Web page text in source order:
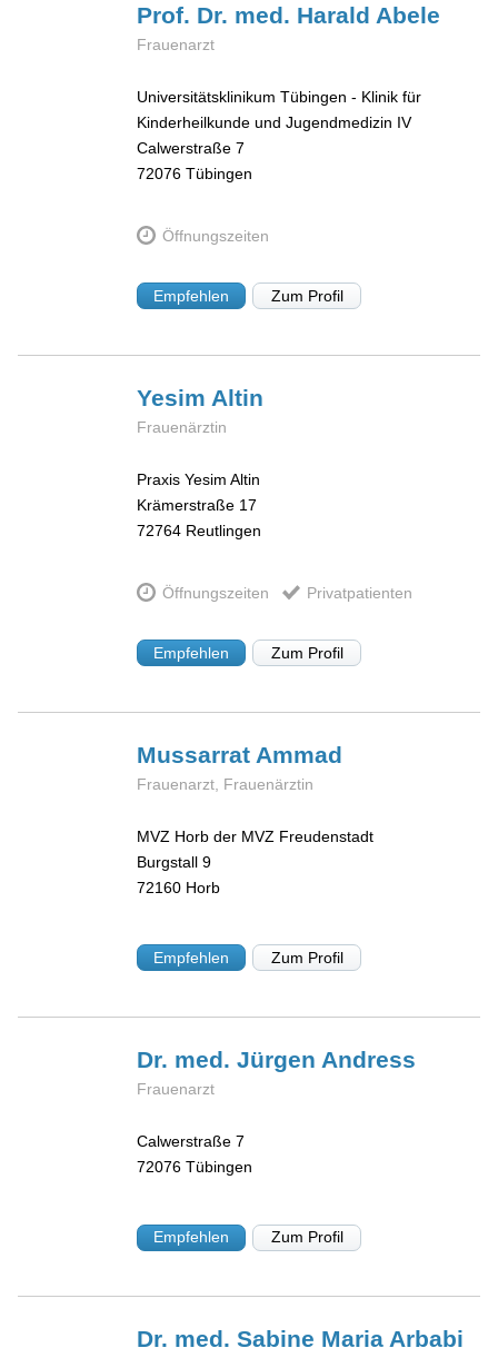
Prof. Dr. med. Harald Abele
Frauenarzt
Universitätsklinikum Tübingen - Klinik für
Kinderheilkunde und Jugendmedizin IV
Calwerstraße 7
72076 Tübingen
Öffnungszeiten
Empfehlen Zum Profil
Yesim Altin
Frauenärztin
Praxis Yesim Altin
Krämerstraße 17
72764 Reutlingen
Öffnungszeiten Privatpatienten
Empfehlen Zum Profil
Mussarrat Ammad
Frauenarzt, Frauenärztin
MVZ Horb der MVZ Freudenstadt
Burgstall 9
72160 Horb
Empfehlen Zum Profil
Dr. med. Jürgen Andress
Frauenarzt
Calwerstraße 7
72076 Tübingen
Empfehlen Zum Profil
Dr. med. Sabine Maria Arbabi